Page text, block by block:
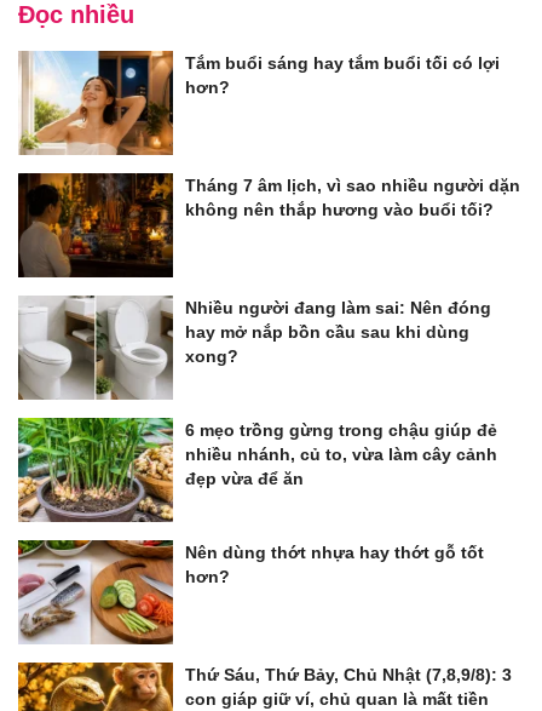
Đọc nhiều
Tắm buổi sáng hay tắm buổi tối có lợi
hơn?
Tháng 7 âm lịch, vì sao nhiều người dặn
không nên thắp hương vào buổi tối?
Nhiều người đang làm sai: Nên đóng
hay mở nắp bồn cầu sau khi dùng
xong?
6 mẹo trồng gừng trong chậu giúp đẻ
nhiều nhánh, củ to, vừa làm cây cảnh
đẹp vừa để ăn
Nên dùng thớt nhựa hay thớt gỗ tốt
hơn?
Thứ Sáu, Thứ Bảy, Chủ Nhật (7,8,9/8): 3
con giáp giữ ví, chủ quan là mất tiền